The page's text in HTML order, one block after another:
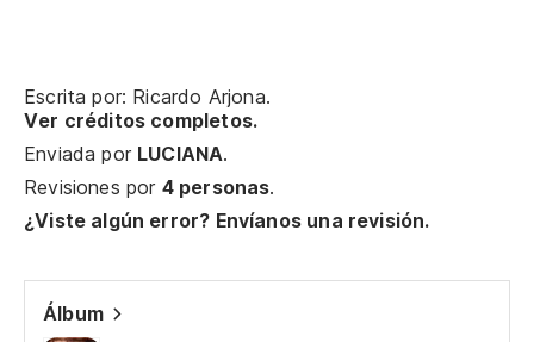
Escrita por: Ricardo Arjona.
Ver créditos completos.
Enviada por LUCIANA.
Revisiones por 4 personas.
¿Viste algún error? Envíanos una revisión.
Álbum